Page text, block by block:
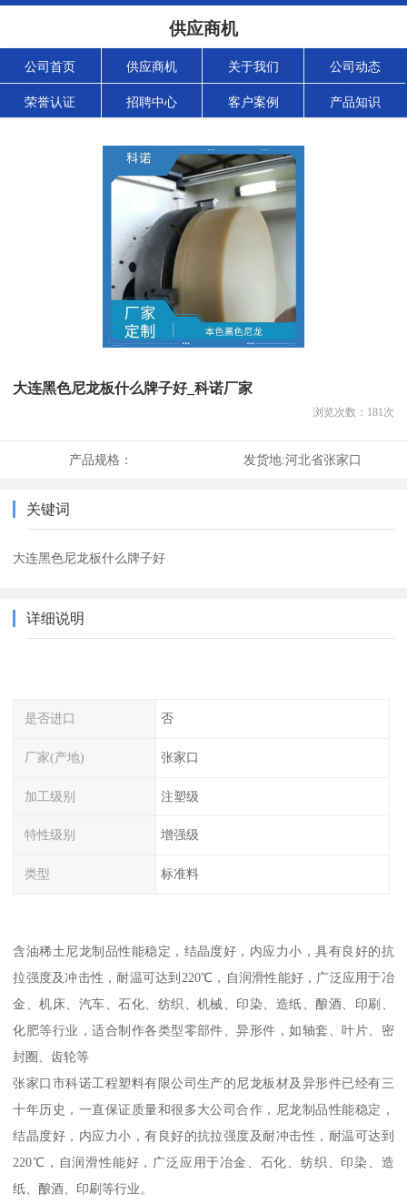
供应商机
公司首页 供应商机 关于我们 公司动态
荣誉认证 招聘中心 客户案例 产品知识
大连黑色尼龙板什么牌子好_科诺厂家
浏览次数： 181次
产品规格： 发货地:河北省张家口
关键词
大连黑色尼龙板什么牌子好
详细说明
是否进口 否
厂家(产地) 张家口
加工级别 注塑级
特性级别 增强级
类型 标准料
含油稀土尼龙制品性能稳定，结晶度好，内应力小，具有良好的抗
拉强度及冲击性，耐温可达到220℃，自润滑性能好，广泛应用于冶
金、机床、汽车、石化、纺织、机械、印染、造纸、酿酒、印刷、
化肥等行业，适合制作各类型零部件、异形件，如轴套、叶片、密
封圈、齿轮等
张家口市科诺工程塑料有限公司生产的尼龙板材及异形件已经有三
十年历史，一直保证质量和很多大公司合作，尼龙制品性能稳定，
结晶度好，内应力小，有良好的抗拉强度及耐冲击性，耐温可达到
220℃，自润滑性能好，广泛应用于冶金、石化、纺织、印染、造
纸、酿酒、印刷等行业。